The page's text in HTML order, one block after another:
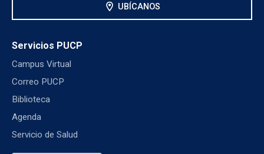
location_on UBÍCANOS
Servicios PUCP
Campus Virtual
Correo PUCP
Biblioteca
Agenda
Servicio de Salud